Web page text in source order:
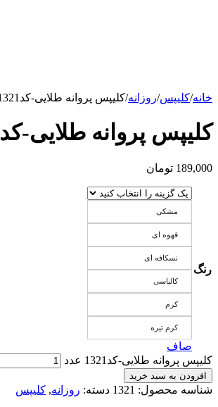
خانه/کلیپس/روزانه/کلیپس پروانه طلایی-کد1321
کلیپس پروانه طلایی-کد1321
189,000 تومان
رنگ
مشکی
قهوه ای
نسکافه ای
کالباسی
کرم
کرم تیره
صاف
کلیپس پروانه طلایی-کد1321 عدد
افزودن به سبد خرید
شناسه محصول: 1321 دسته: روزانه, کلیپس